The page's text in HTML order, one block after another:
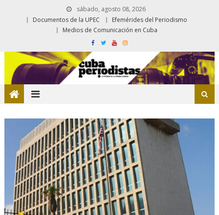
sábado, agosto 08, 2026
Documentos de la UPEC
Efemérides del Periodismo
Medios de Comunicación en Cuba